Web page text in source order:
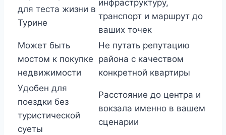
для теста жизни в
Турине
инфраструктуру,
транспорт и маршрут до
ваших точек
Может быть
мостом к покупке
недвижимости
Не путать репутацию
района с качеством
конкретной квартиры
Удобен для
поездки без
туристической
суеты
Расстояние до центра и
вокзала именно в вашем
сценарии